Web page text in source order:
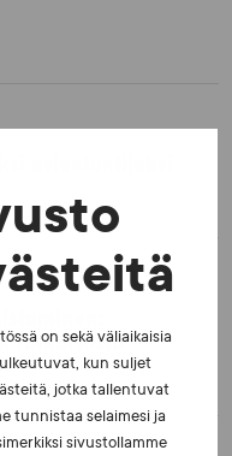
on sekä väliaikaisia
kun suljet
jotka tallentuvat
tunnistaa selaimesi ja
sivustollamme
ratkaisusta